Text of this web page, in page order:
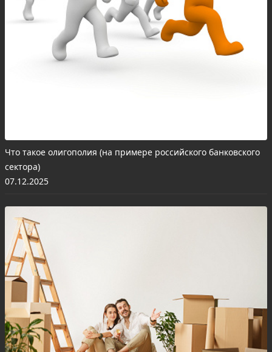
Что такое олигополия (на примере российского банковского
сектора)
07.12.2025